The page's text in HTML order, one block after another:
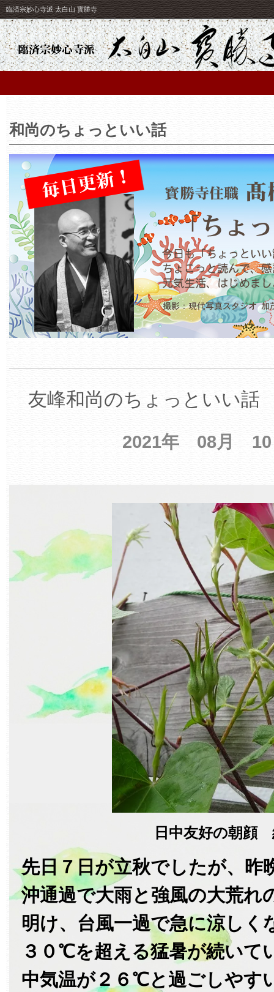
臨済宗妙心寺派 太白山 寳勝寺
和尚のちょっといい話
友峰和尚のちょっといい話
2021年 08月
日中友好の朝顔
先日７日が立秋でしたが、昨
沖通過で大雨と強風の大荒れ
明け、台風一過で急に涼しく
３０℃を超える猛暑が続いて
中気温が２６℃と過ごしやす